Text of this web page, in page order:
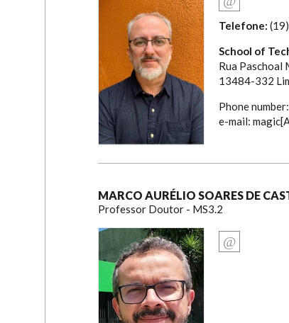
Telefone:
School of
Rua Paschoal
13484-332
Phone
e-mail:
MARCO AURÉLIO SOARES DE
Professor Doutor - MS3.2